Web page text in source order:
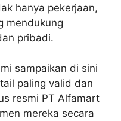
hanya pekerjaan,
mendukung
pribadi.
sampaikan di sini
paling valid dan
resmi PT Alfamart
mereka secara